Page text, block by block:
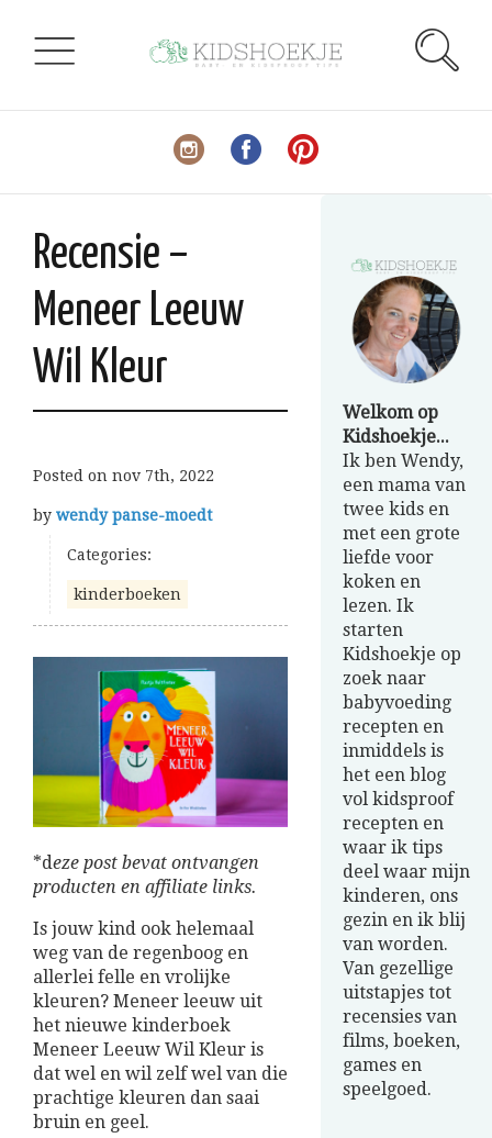
Recensie –
Meneer Leeuw
Wil Kleur
Posted on nov 7th, 2022
by wendy panse-moedt
Categories:
kinderboeken
*deze post bevat ontvangen
producten en affiliate links.
Is jouw kind ook helemaal
weg van de regenboog en
allerlei felle en vrolijke
kleuren? Meneer leeuw uit
het nieuwe kinderboek
Meneer Leeuw Wil Kleur is
dat wel en wil zelf wel van die
prachtige kleuren dan saai
bruin en geel.
Welkom op
Kidshoekje...
Ik ben Wendy,
een mama van
twee kids en
met een grote
liefde voor
koken en
lezen. Ik
starten
Kidshoekje op
zoek naar
babyvoeding
recepten en
inmiddels is
het een blog
vol kidsproof
recepten en
waar ik tips
deel waar mijn
kinderen, ons
gezin en ik blij
van worden.
Van gezellige
uitstapjes tot
recensies van
films, boeken,
games en
speelgoed.